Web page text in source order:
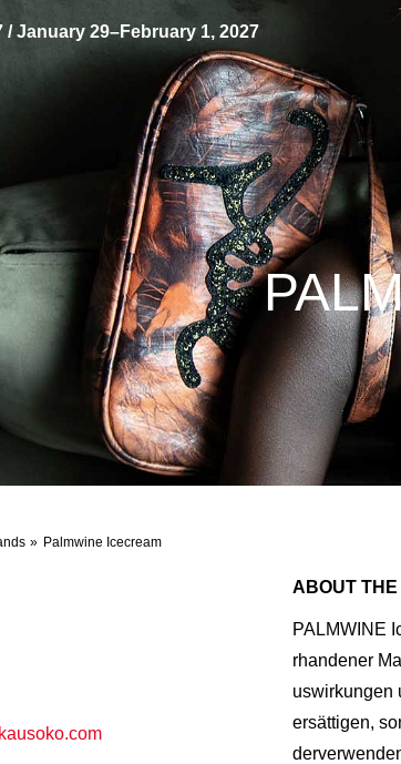
/ January 29–February 1, 2027
Palmwine Icecream
ABOUT
PALMWINE
rhandener
uswirkungen
ersättigen,